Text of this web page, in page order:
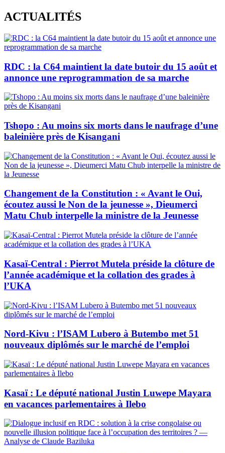
Skip
to
content
ACTUALITÉS
RDC : la C64 maintient la date butoir du 15 août et
annonce une reprogrammation de sa marche
Tshopo : Au moins six morts dans le naufrage d’une
baleinière près de Kisangani
Changement de la Constitution : « Avant le Oui,
écoutez aussi le Non de la jeunesse », Dieumerci
Matu Chub interpelle la ministre de la Jeunesse
Kasaï-Central : Pierrot Mutela préside la clôture de
l’année académique et la collation des grades à
l’UKA
Nord-Kivu : l’ISAM Lubero à Butembo met 51
nouveaux diplômés sur le marché de l’emploi
Kasaï : Le député national Justin Luwepe Mayara
en vacances parlementaires à Ilebo